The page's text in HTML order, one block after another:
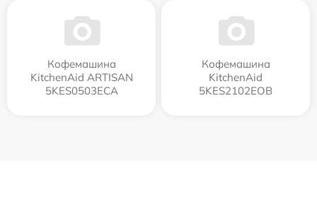
Кофемашина
KitchenAid ARTISAN
5KES0503ECA
Кофемашина
KitchenAid
5KES2102EOB